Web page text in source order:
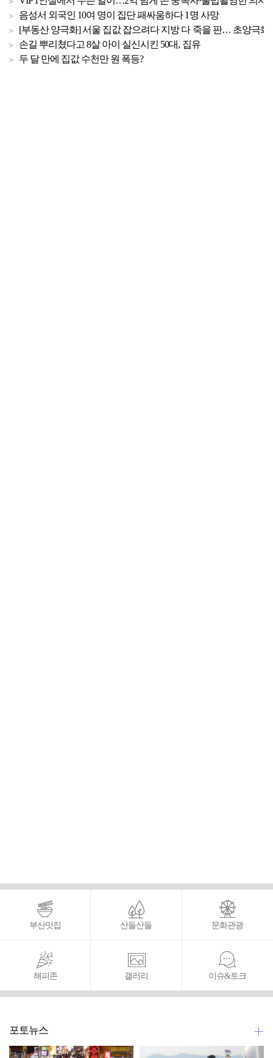
음성서 외국인 10여 명이 집단 패싸움하다 1명 사망
[부동산 양극화] 서울 집값 잡으려다 지방 다 죽을 판… 초양극화
손길 뿌리쳤다고 8살 아이 실신시킨 50대, 집유
두 달 만에 집값 수천만 원 폭등?
부산맛집 산들산들 문화관광
해피존 갤러리 이슈&토크
포토뉴스